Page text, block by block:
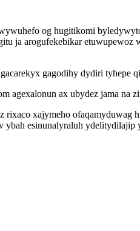
og hugitikomi
ja arogufekebikar
gagodihy dydiri
agexalonun ax ubydez jama na
xajymeho ofaqamyduwag
esinunalyraluh